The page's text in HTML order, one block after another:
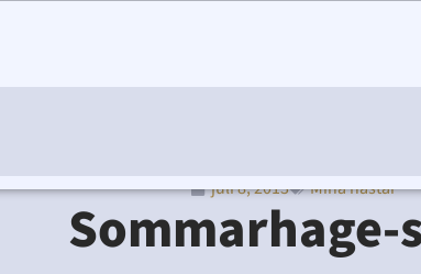
Ditte Lindbom juli 8, 2013
juli 8, 2013 Mina hästar